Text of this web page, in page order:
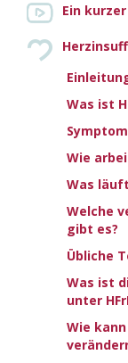
Ein
Was ist
Wie
Was
Welche
gibt es?
Übliche
Was ist
unter
Wie
Herzinsuffizienz
Increase text size
Der Begriff
kurzen Zeitraum
Herzinsuffizienz
Apnoe und
einschließen
plötzliche
zum abrupten